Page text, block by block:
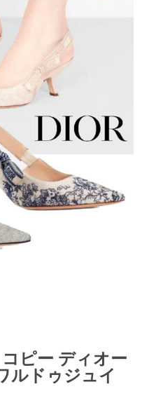
ピー ディオー
ルドゥジュイ